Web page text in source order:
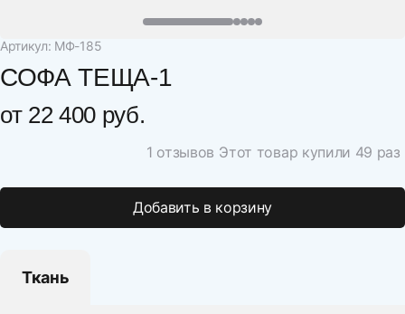
Артикул: МФ-185
СОФА ТЕЩА-1
от 22 400 руб.
1 отзывов Этот товар купили 49 раз
Добавить в корзину
Ткань